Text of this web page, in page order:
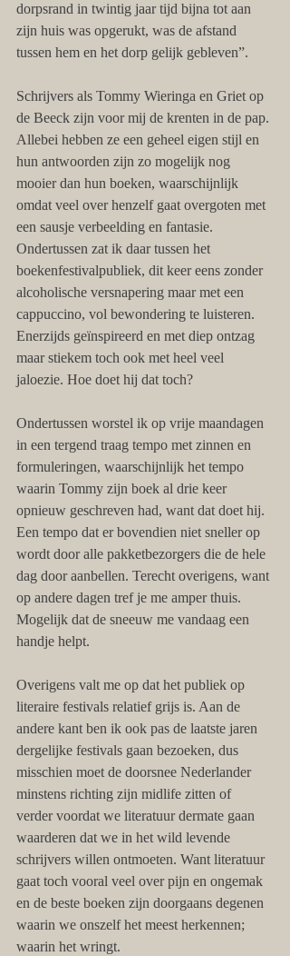
dorpsrand in twintig jaar tijd bijna tot aan
zijn huis was opgerukt, was de afstand
tussen hem en het dorp gelijk gebleven”.
Schrijvers als Tommy Wieringa en Griet op
de Beeck zijn voor mij de krenten in de pap.
Allebei hebben ze een geheel eigen stijl en
hun antwoorden zijn zo mogelijk nog
mooier dan hun boeken, waarschijnlijk
omdat veel over henzelf gaat overgoten met
een sausje verbeelding en fantasie.
Ondertussen zat ik daar tussen het
boekenfestivalpubliek, dit keer eens zonder
alcoholische versnapering maar met een
cappuccino, vol bewondering te luisteren.
Enerzijds geïnspireerd en met diep ontzag
maar stiekem toch ook met heel veel
jaloezie. Hoe doet hij dat toch?
Ondertussen worstel ik op vrije maandagen
in een tergend traag tempo met zinnen en
formuleringen, waarschijnlijk het tempo
waarin Tommy zijn boek al drie keer
opnieuw geschreven had, want dat doet hij.
Een tempo dat er bovendien niet sneller op
wordt door alle pakketbezorgers die de hele
dag door aanbellen. Terecht overigens, want
op andere dagen tref je me amper thuis.
Mogelijk dat de sneeuw me vandaag een
handje helpt.
Overigens valt me op dat het publiek op
literaire festivals relatief grijs is. Aan de
andere kant ben ik ook pas de laatste jaren
dergelijke festivals gaan bezoeken, dus
misschien moet de doorsnee Nederlander
minstens richting zijn midlife zitten of
verder voordat we literatuur dermate gaan
waarderen dat we in het wild levende
schrijvers willen ontmoeten. Want literatuur
gaat toch vooral veel over pijn en ongemak
en de beste boeken zijn doorgaans degenen
waarin we onszelf het meest herkennen;
waarin het wringt.